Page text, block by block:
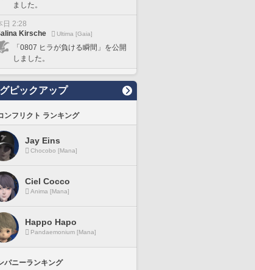
ました。
日 2:28
Kirsche
Ultima [Gaia]
「0807 ヒラが負ける瞬間」を公開
しました。
ピックアップ
ンフリクト ランキング
Jay Eins
Chocobo [Mana]
Ciel Cocco
Anima [Mana]
Happo Hapo
Pandaemonium [Mana]
パニーランキング